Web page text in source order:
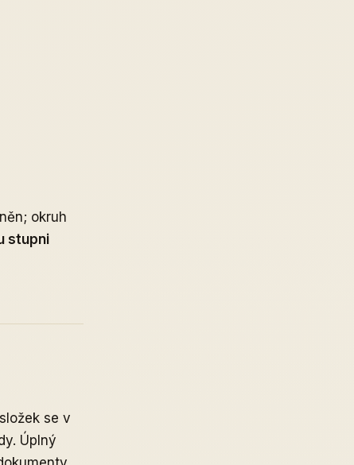
okruh
stupni
se v
Úplný